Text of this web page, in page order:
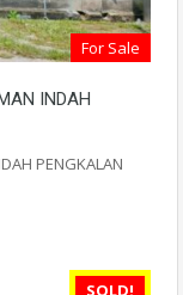
For Sale
INDAH
PENGKALAN
SOLD!